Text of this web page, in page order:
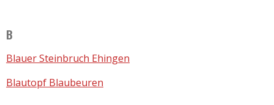
B
Blauer Steinbruch Ehingen
Blautopf Blaubeuren